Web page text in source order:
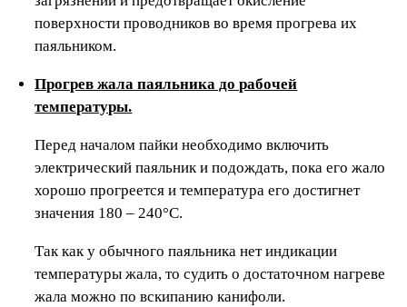
поверхности проводников во время прогрева их
паяльником.
Прогрев жала паяльника до рабочей
температуры.
Перед началом пайки необходимо включить
электрический паяльник и подождать, пока его жало
хорошо прогреется и температура его достигнет
значения 180 – 240°C.
Так как у обычного паяльника нет индикации
температуры жала, то судить о достаточном нагреве
жала можно по вскипанию канифоли.